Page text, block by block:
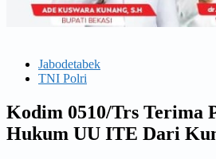
Jabodetabek
TNI Polri
Kodim 0510/Trs Terima
Hukum UU ITE Dari